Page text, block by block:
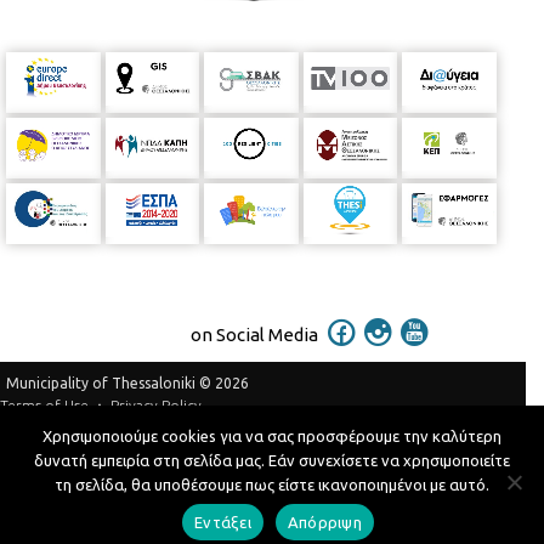
on Social Media
Municipality of Thessaloniki © 2026
Terms of Use
Privacy Policy
Telephone Catalog
Developed byMyCompany Projects
Χρησιμοποιούμε cookies για να σας προσφέρουμε την καλύτερη
δυνατή εμπειρία στη σελίδα μας. Εάν συνεχίσετε να χρησιμοποιείτε
τη σελίδα, θα υποθέσουμε πως είστε ικανοποιημένοι με αυτό.
Εντάξει Απόρριψη